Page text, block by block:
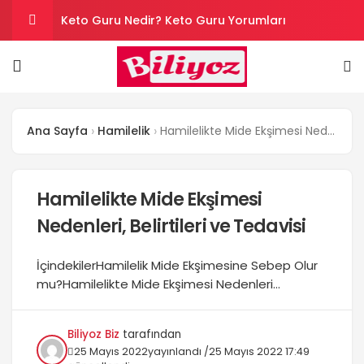
Keto Guru Nedir? Keto Guru Yorumları
Karındaki Selülitler Nasıl Gider? Göbek Selüliti
Sinoz Leke Kremi İşe Yarıyor mu? Kullanıcı
Ana Sayfa Hamilelik Hamilelikte Mide Ekşimesi Nedenleri, Belirtileri ve Tedavisi
Hamilelikte Mide Ekşimesi
Nedenleri, Belirtileri ve Tedavisi
İçindekilerHamilelik Mide Ekşimesine Sebep Olur
mu?Hamilelikte Mide Ekşimesi Nedenleri
İltihaplanmasıRahmin BüyümesiSağlıksız
BeslenmeKullanılan Bazı
Biliyoz Biz tarafından
25 Mayıs 2022yayınlandı /25 Mayıs 2022 17:49